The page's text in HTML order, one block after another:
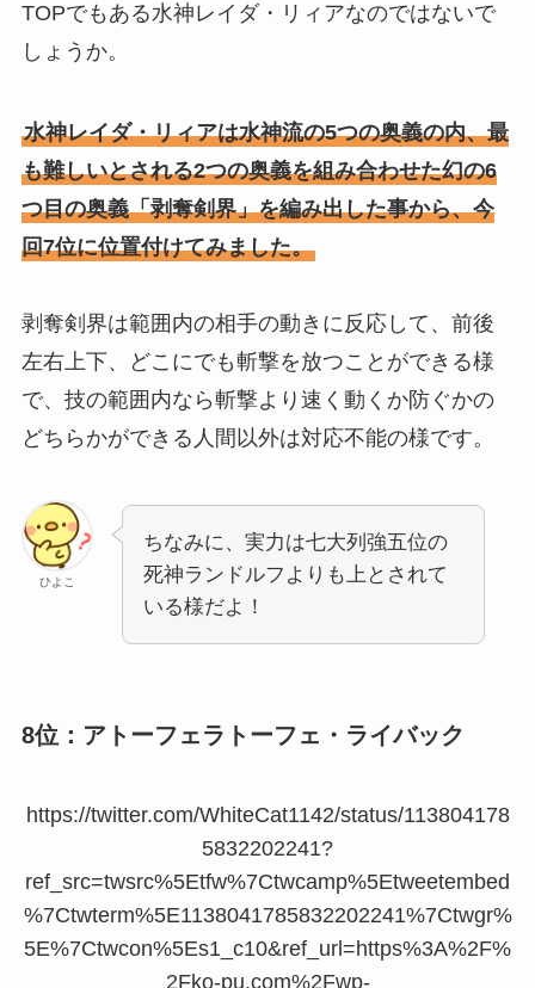
TOPでもある水神レイダ・リィアなのではないで
しょうか。
水神レイダ・リィアは水神流の5つの奥義の内、最
も難しいとされる2つの奥義を組み合わせた幻の6
つ目の奥義「剥奪剣界」を編み出した事から、今
回7位に位置付けてみました。
剥奪剣界は範囲内の相手の動きに反応して、前後
左右上下、どこにでも斬撃を放つことができる様
で、技の範囲内なら斬撃より速く動くか防ぐかの
どちらかができる人間以外は対応不能の様です。
ひよこ
ちなみに、実力は七大列強五位の
死神ランドルフよりも上とされて
いる様だよ！
8位：アトーフェラトーフェ・ライバック
https://twitter.com/WhiteCat1142/status/113804178
5832202241?
ref_src=twsrc%5Etfw%7Ctwcamp%5Etweetembed
%7Ctwterm%5E1138041785832202241%7Ctwgr%
5E%7Ctwcon%5Es1_c10&ref_url=https%3A%2F%
2Fko-pu.com%2Fwp-